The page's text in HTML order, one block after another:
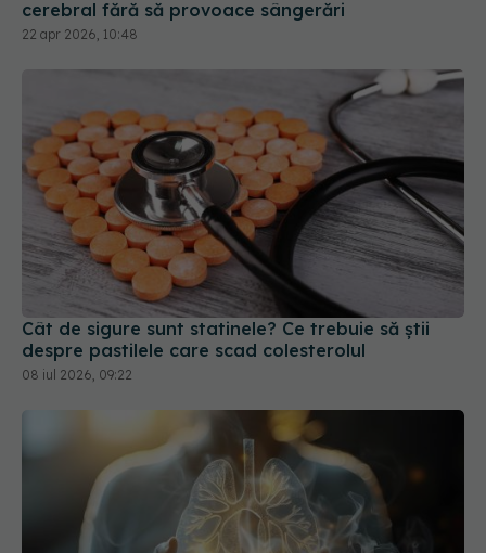
Cât de sigure sunt statinele? Ce trebuie să știi
despre pastilele care scad colesterolul
08 iul 2026, 09:22